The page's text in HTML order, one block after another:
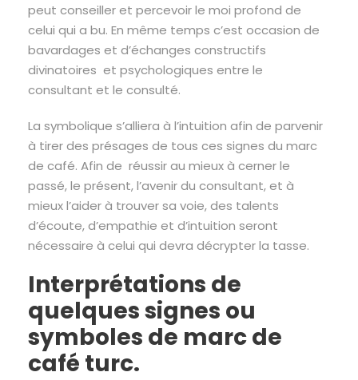
peut conseiller et percevoir le moi profond de
celui qui a bu. En même temps c’est occasion de
bavardages et d’échanges constructifs
divinatoires et psychologiques entre le
consultant et le consulté.
La symbolique s’alliera à l’intuition afin de parvenir
à tirer des présages de tous ces signes du marc
de café. Afin de réussir au mieux à cerner le
passé, le présent, l’avenir du consultant, et à
mieux l’aider à trouver sa voie, des talents
d’écoute, d’empathie et d’intuition seront
nécessaire à celui qui devra décrypter la tasse.
Interprétations de
quelques signes ou
symboles de marc de
café turc.